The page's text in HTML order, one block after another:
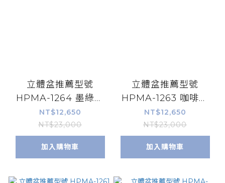
立體盆推薦型號
HPMA-1264 墨綠麻
石盆 *
NT$12,650
NT$23,000
加入購物車
立體盆推薦型號
HPMA-1263 咖啡鑽
石盆 *
NT$12,650
NT$23,000
加入購物車